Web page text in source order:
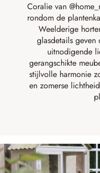
Coralie van
rondom de
Weelderige
glasdetails geven
uitnodigende
gerangschikte
stijlvolle harmonie
en zomerse